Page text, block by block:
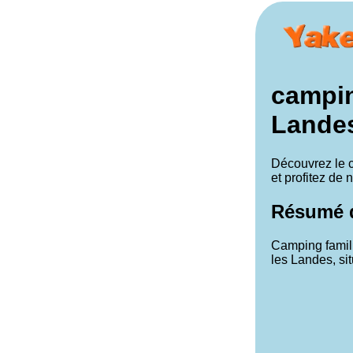
Découvrez le
et profitez de
Résumé
Camping
les Landes,